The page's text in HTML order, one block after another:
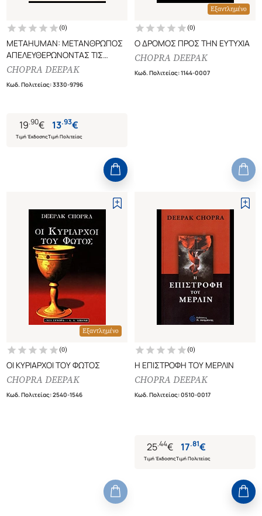
(0)
METAHUMAN: ΜΕΤΑΝΘΡΩΠΟΣ
ΑΠΕΛΕΥΘΕΡΩΝΟΝΤΑΣ ΤΙΣ
ΑΠΕΡΙΟΡΙΣΤΕΣ ΔΥΝΑΤΟΤΗΤΕΣ
CHOPRA DEEPAK
Κωδ. Πολιτείας:3330-9796
19.90€
Τιμή Έκδοσης
13.93€
Τιμή Πολιτείας
Εξαντλημένο
(0)
Ο ΔΡΟΜΟΣ ΠΡΟΣ ΤΗΝ ΕΥΤΥΧΙΑ
CHOPRA DEEPAK
Κωδ. Πολιτείας:1144-0007
Εξαντλημένο
(0)
ΟΙ ΚΥΡΙΑΡΧΟΙ ΤΟΥ ΦΩΤΟΣ
CHOPRA DEEPAK
Κωδ. Πολιτείας:2540-1546
(0)
Η ΕΠΙΣΤΡΟΦΗ ΤΟΥ ΜΕΡΛΙΝ
CHOPRA DEEPAK
Κωδ. Πολιτείας:0510-0017
25.44€
Τιμή Έκδοσης
17.81€
Τιμή Πολιτείας